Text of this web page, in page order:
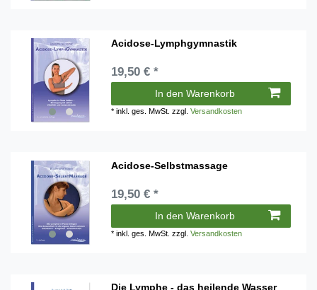
Acidose-Lymphgymnastik
19,50 € *
In den Warenkorb
*inkl. ges. MwSt. zzgl.Versandkosten
Acidose-Selbstmassage
19,50 € *
In den Warenkorb
*inkl. ges. MwSt. zzgl.Versandkosten
Die Lymphe - das heilende Wasser